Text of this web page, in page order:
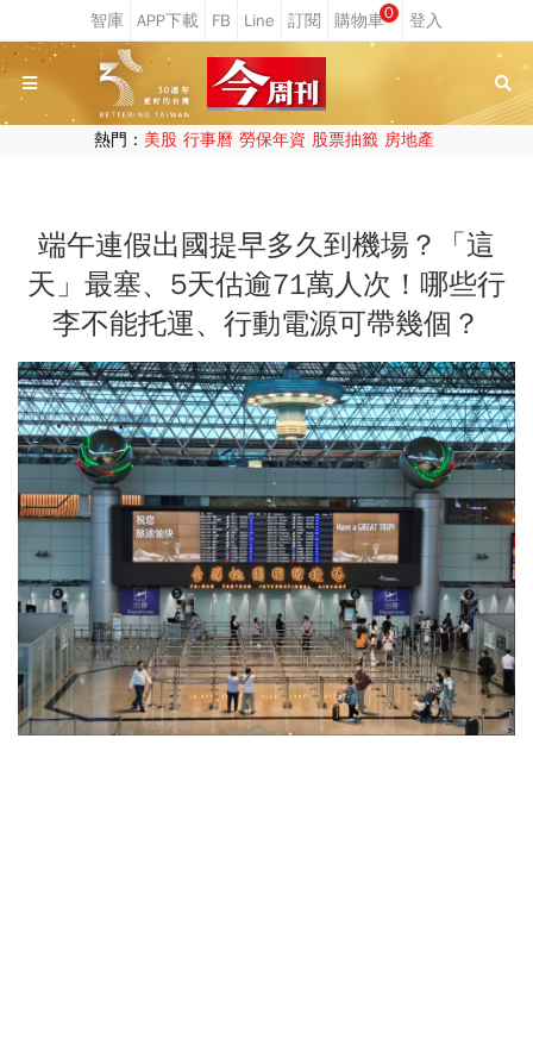
0
熱門： 美股 行事曆 勞保年資 股票抽籤 房地產
端午連假出國提早多久到機場？「這
天」最塞、5天估逾71萬人次！哪些行
李不能托運、行動電源可帶幾個？